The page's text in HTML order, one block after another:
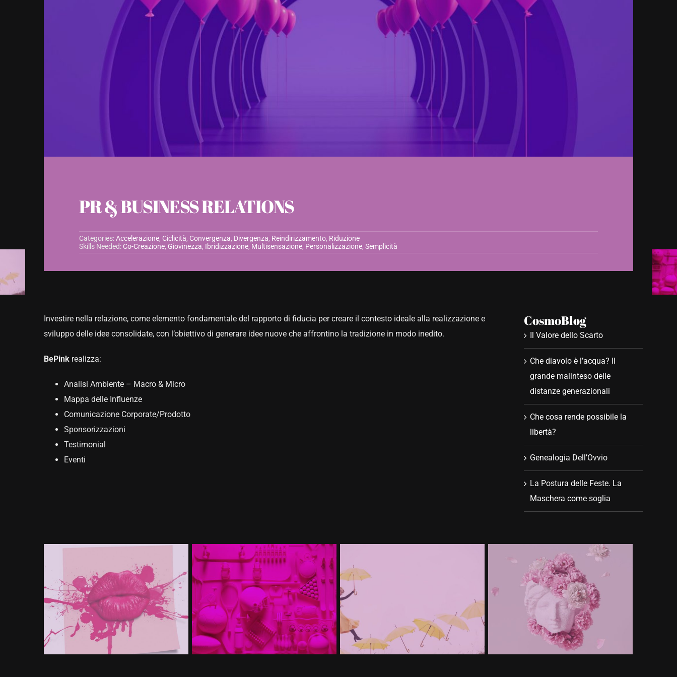
PR & BUSINESS RELATIONS
Categories:Accelerazione, Ciclicità, Convergenza, Divergenza, Reindirizzamento, Riduzione
Skills Needed: Co-Creazione, Giovinezza, Ibridizzazione, Multisensazione, Personalizzazione, Semplicità
Investire nella relazione, come elemento fondamentale del rapporto di fiducia per creare il contesto ideale alla realizzazione e
sviluppo delle idee consolidate, con l’obiettivo di generare idee nuove che affrontino la tradizione in modo inedito.
BePinkrealizza:
Analisi Ambiente – Macro & Micro
Mappa delle Influenze
Comunicazione Corporate/Prodotto
Sponsorizzazioni
Testimonial
Eventi
CosmoBlog
Il Valore dello Scarto
Che diavolo è l’acqua? Il
grande malinteso delle
distanze generazionali
Che cosa rende possibile la
libertà?
Genealogia Dell’Ovvio
La Postura delle Feste. La
Maschera come soglia